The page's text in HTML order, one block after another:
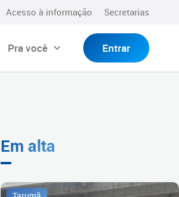
Acesso à informação Secretarias
Pra você Entrar
Em alta